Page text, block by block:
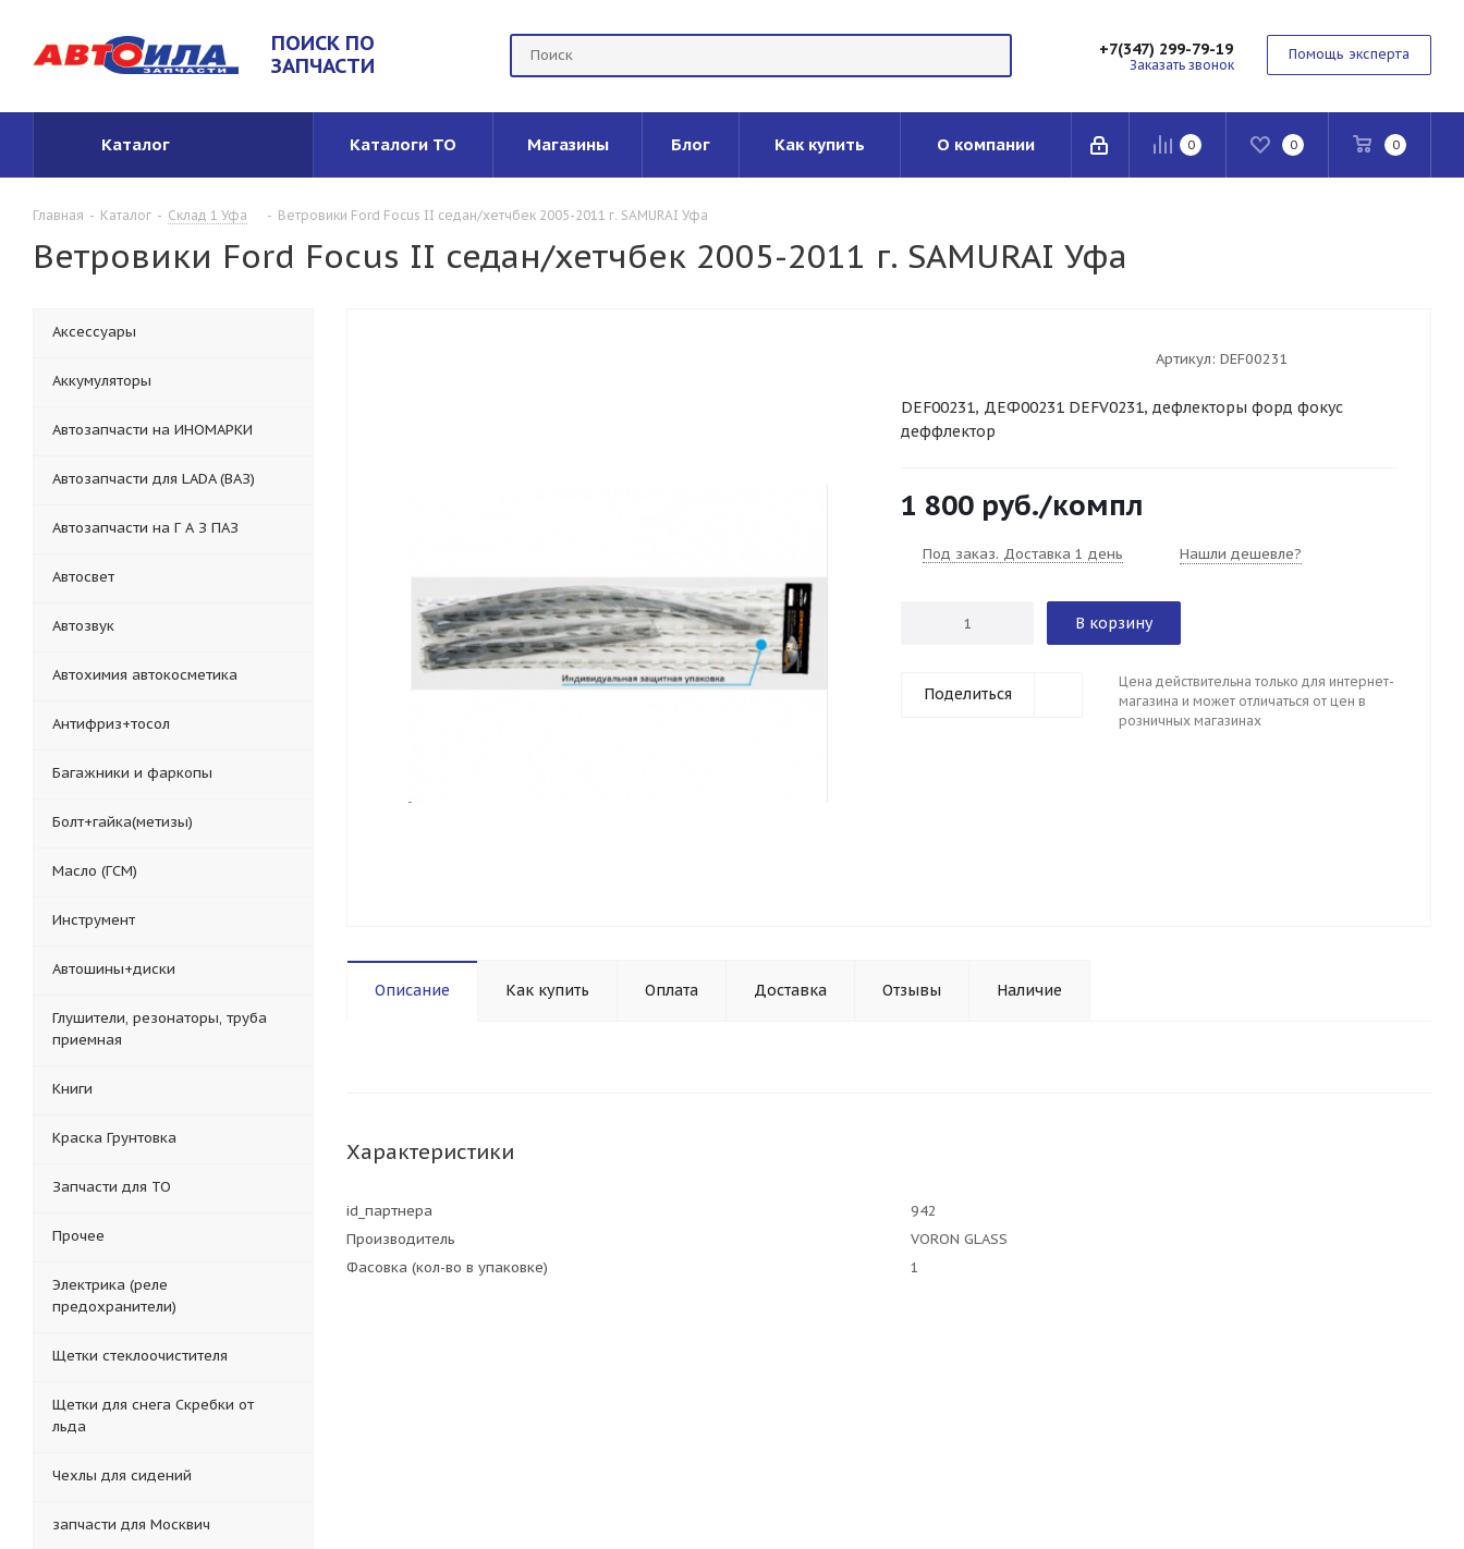
ПОИСК ПО
ЗАПЧАСТИ
+7(347) 299-79-19
Заказать звонок
Помощь эксперта
0 0 0
Каталог Каталоги ТО Магазины Блог Как купить О компании
Главная - Каталог - Склад 1 Уфа - Ветровики Ford Focus II седан/хетчбек 2005-2011 г. SAMURAI Уфа
Ветровики Ford Focus II седан/хетчбек 2005-2011 г. SAMURAI Уфа
Артикул: DEF00231
DEF00231, ДЕФ00231 DEFV0231, дефлекторы форд фокус
деффлектор
1 800 руб./компл
Под заказ. Доставка 1 день Нашли дешевле?
В корзину
Поделиться
Цена действительна только для интернет-
магазина и может отличаться от цен в
розничных магазинах
Описание Как купить Оплата Доставка Отзывы Наличие
Характеристики
id_партнера
942
Производитель
VORON GLASS
Фасовка (кол-во в упаковке)
1
Аксессуары
Аккумуляторы
Автозапчасти на ИНОМАРКИ
Автозапчасти для LADA (ВАЗ)
Автозапчасти на Г А З ПАЗ
Автосвет
Автозвук
Автохимия автокосметика
Антифриз+тосол
Багажники и фаркопы
Болт+гайка(метизы)
Масло (ГСМ)
Инструмент
Автошины+диски
Глушители, резонаторы, труба
приемная
Книги
Краска Грунтовка
Запчасти для ТО
Прочее
Электрика (реле
предохранители)
Щетки стеклоочистителя
Щетки для снега Скребки от
льда
Чехлы для сидений
запчасти для Москвич